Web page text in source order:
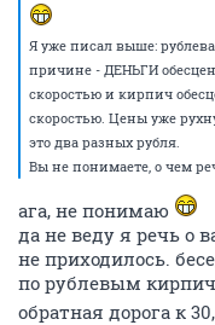
Я уже писал выше:
причине - ДЕНЬГИ
скоростью и кирпич
скоростью. Цены уже
это два разных рубля.
Вы не понимаете, о чем
ага, не понимаю
да не веду я речь о
не приходилось.
по рублевым
обратная дорога к